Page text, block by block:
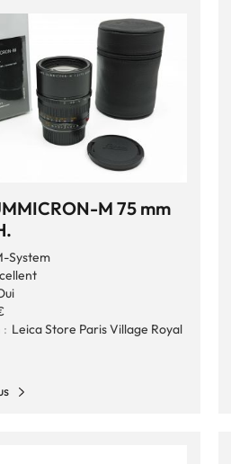
M 75 mm
System
: Leica Store Paris Village Royal